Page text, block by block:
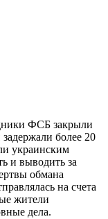
ФСБ закрыли
более 20
украинским
и выводить за
обмана
на счета
жители
дела.